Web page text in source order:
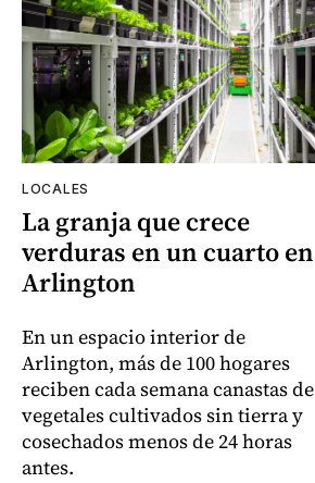
LOCALES
La granja que crece
verduras en un cuarto en
Arlington
En un espacio interior de
Arlington, más de 100 hogares
reciben cada semana canastas de
vegetales cultivados sin tierra y
cosechados menos de 24 horas
antes.